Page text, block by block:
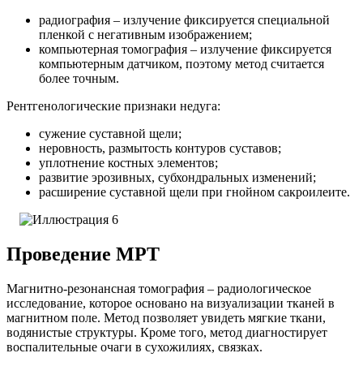
радиография – излучение фиксируется специальной
пленкой с негативным изображением;
компьютерная томография – излучение фиксируется
компьютерным датчиком, поэтому метод считается
более точным.
Рентгенологические признаки недуга:
сужение суставной щели;
неровность, размытость контуров суставов;
уплотнение костных элементов;
развитие эрозивных, субхондральных изменений;
расширение суставной щели при гнойном сакроилеите.
Проведение МРТ
Магнитно-резонансная томография – радиологическое
исследование, которое основано на визуализации тканей в
магнитном поле. Метод позволяет увидеть мягкие ткани,
водянистые структуры. Кроме того, метод диагностирует
воспалительные очаги в сухожилиях, связках.